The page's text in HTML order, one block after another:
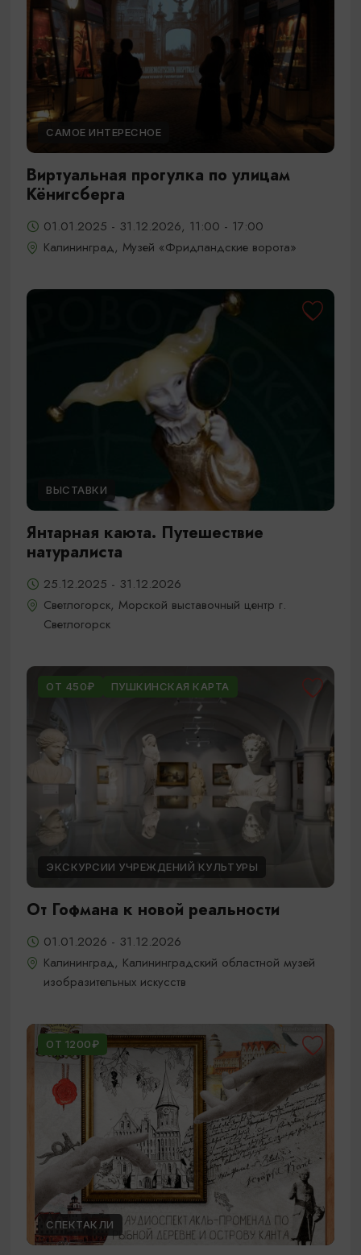
САМОЕ ИНТЕРЕСНОЕ
Виртуальная прогулка по улицам
Кёнигсберга
01.01.2025 - 31.12.2026, 11:00 - 17:00
Калининград, Музей «Фридландские ворота»
ВЫСТАВКИ
Янтарная каюта. Путешествие
натуралиста
25.12.2025 - 31.12.2026
Светлогорск, Морской выставочный центр г.
Светлогорск
ОТ 450₽ ПУШКИНСКАЯ КАРТА
ЭКСКУРСИИ УЧРЕЖДЕНИЙ КУЛЬТУРЫ
От Гофмана к новой реальности
01.01.2026 - 31.12.2026
Калининград, Калининградский областной музей
изобразительных искусств
ОТ 1200₽
СПЕКТАКЛИ